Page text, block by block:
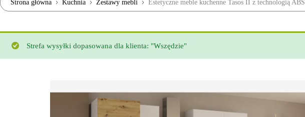
Strona główna Kuchnia Zestawy mebli Estetyczne meble kuchenne Tasos II z technologią ABS
Strefa wysyłki dopasowana dla klienta: "Wszędzie"